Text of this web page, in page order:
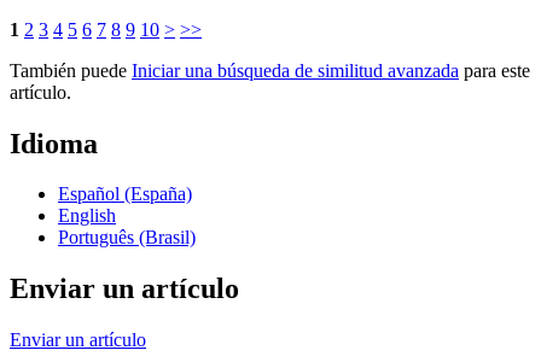
1 2 3 4 5 6 7 8 9 10 > >>
También puede Iniciar una búsqueda de similitud avanzada para este
artículo.
Idioma
Español (España)
English
Português (Brasil)
Enviar un artículo
Enviar un artículo